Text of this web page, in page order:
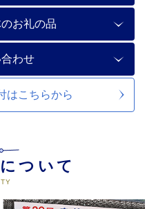
お礼の品
わせ
はこちらから
ついて